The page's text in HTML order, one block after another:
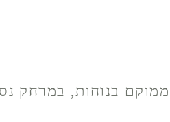
ממוקם בנוחות, במרחק